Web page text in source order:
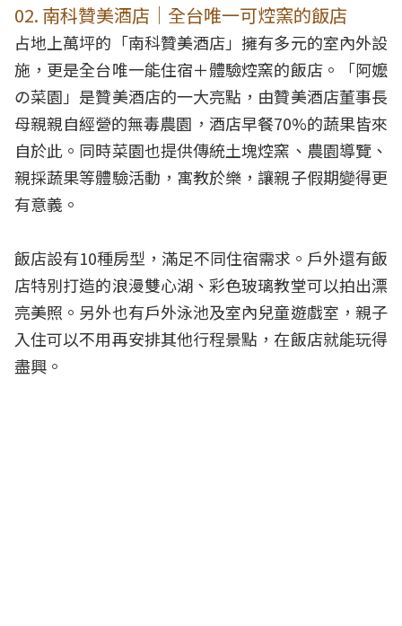
02. 南科贊美酒店｜全台唯一可焢窯的飯店
占地上萬坪的「南科贊美酒店」擁有多元的室內外設
施，更是全台唯一能住宿＋體驗焢窯的飯店。「阿嬤
の菜園」是贊美酒店的一大亮點，由贊美酒店董事長
母親親自經營的無毒農園，酒店早餐70%的蔬果皆來
自於此。同時菜園也提供傳統土塊焢窯、農園導覽、
親採蔬果等體驗活動，寓教於樂，讓親子假期變得更
有意義。
飯店設有10種房型，滿足不同住宿需求。戶外還有飯
店特別打造的浪漫雙心湖、彩色玻璃教堂可以拍出漂
亮美照。另外也有戶外泳池及室內兒童遊戲室，親子
入住可以不用再安排其他行程景點，在飯店就能玩得
盡興。